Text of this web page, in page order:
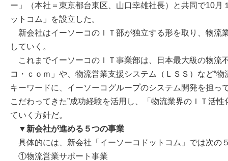
ー」（本社＝東京都台東区、山口幸雄社長）と共同で10月
ットコム」を設立した。
新会社はイーソーコのＩＴ部が独立する形を取り、物流
していく。
これまでイーソーコのＩＴ事業部は、日本最大級の物流
コ・ｃｏｍ」や、物流営業支援システム（ＬＳＳ）など“物
キーワードに、イーソーコグループのシステム開発を担っ
こだわってきた”成功経験を活用し、「物流業界のＩＴ活
ていく方針だ。
▼新会社が進める５つの事業
具体的には、新会社「イーソーコドットコム」では次の
①物流営業サポート事業